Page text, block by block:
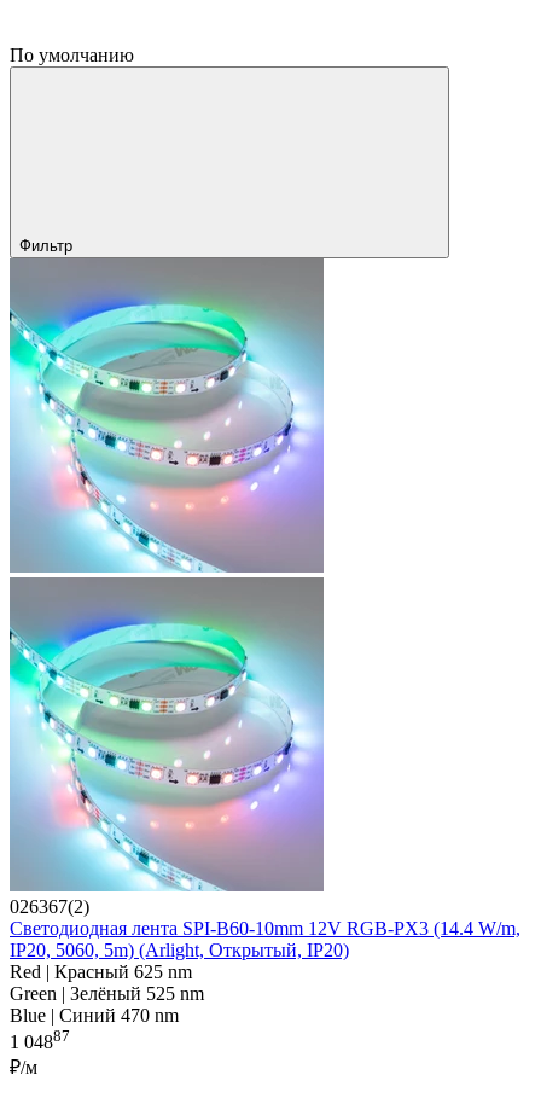
По умолчанию
Фильтр
026367(2)
Светодиодная лента SPI-B60-10mm 12V RGB-PX3 (14.4 W/m,
IP20, 5060, 5m) (Arlight, Открытый, IP20)
Red | Красный 625 nm
Green | Зелёный 525 nm
Blue | Синий 470 nm
1 04887
₽/м